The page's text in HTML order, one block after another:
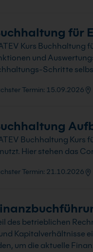
für
Kurs Buchhaltung
und
Schritte
Termin: 15.09.2026
Buchhaltung
Hier stehen das
Termin: 21.10.2026
des betrieblichen
Kapitalverhältnisse
um die aktuelle